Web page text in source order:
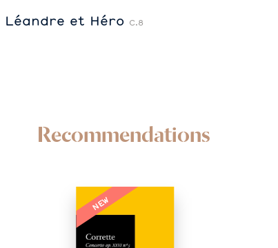
Léandre et Héro C.8
Recommendations
NEW